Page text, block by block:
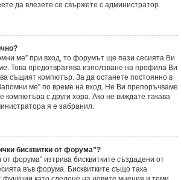
да влезете се свържете с администратор.
ме” при вход, то форумът ще пази сесията Ви
Това предотвратява използване на профила Ви
същият компютър. За да останете постоянно в
ме” по време на вход. Не Ви препоръчваме
компютъра с други хора. Ако не виждате такава
я е забранил.
бисквитки от форума”?
от форума” изтрива бисквитките създадени от
във форума. Бисквитките също така